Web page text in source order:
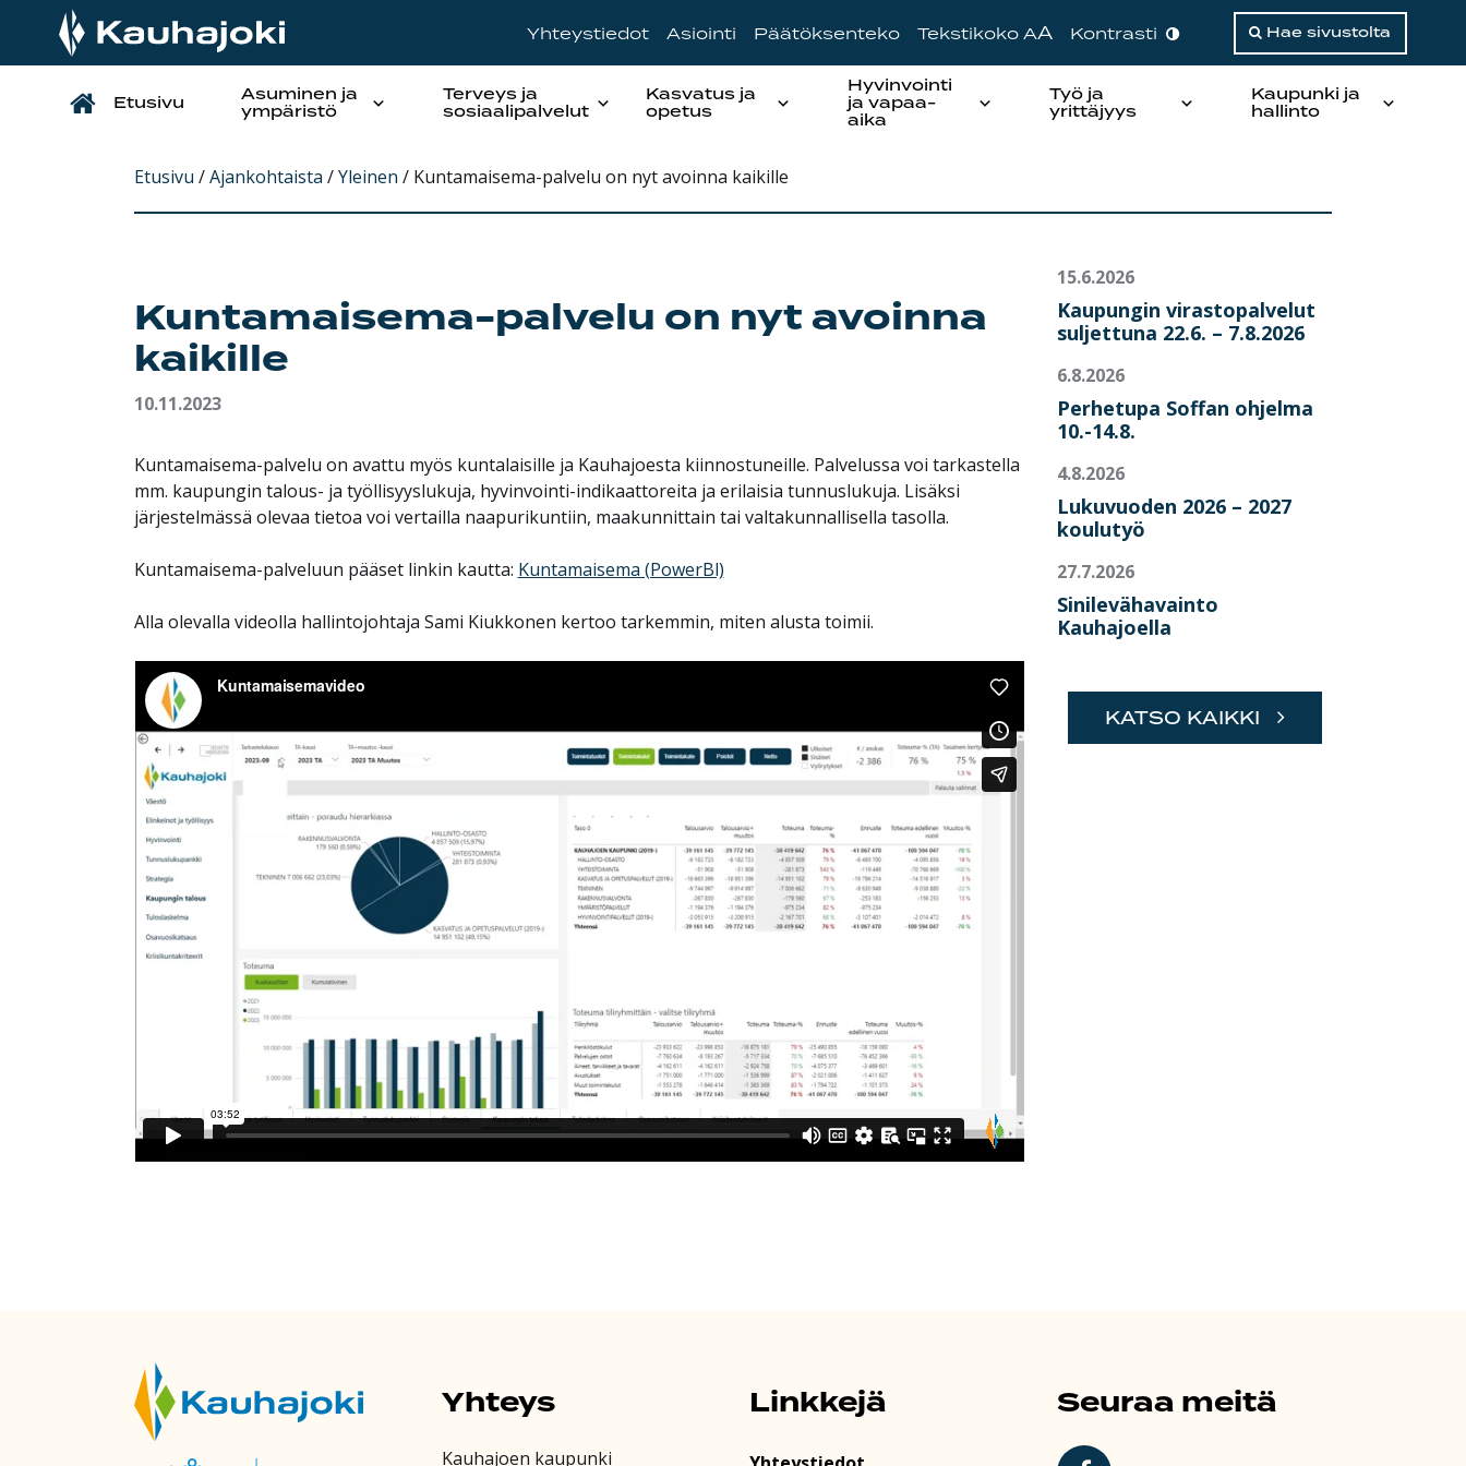
Yhteystiedot Asiointi Päätöksenteko Tekstikoko AA Kontrasti Hae sivustolta
Päävalikko
Etusivu Asuminen ja
ympäristö
Terveys ja
sosiaalipalvelut
Kasvatus ja
opetus
Hyvinvointi
ja vapaa-
aika
Työ ja
yrittäjyys
Kaupunki ja
hallinto
Etusivu /Ajankohtaista /Yleinen / Kuntamaisema-palvelu on nyt avoinna kaikille
Kuntamaisema-palvelu on nyt avoinna
kaikille
10.11.2023
Kuntamaisema-palvelu on avattu myös kuntalaisille ja Kauhajoesta kiinnostuneille. Palvelussa voi tarkastella
mm. kaupungin talous- ja työllisyyslukuja, hyvinvointi-indikaattoreita ja erilaisia tunnuslukuja. Lisäksi
järjestelmässä olevaa tietoa voi vertailla naapurikuntiin, maakunnittain tai valtakunnallisella tasolla.
Kuntamaisema-palveluun pääset linkin kautta: Kuntamaisema (PowerBl)
Alla olevalla videolla hallintojohtaja Sami Kiukkonen kertoo tarkemmin, miten alusta toimii.
15.6.2026
Kaupungin virastopalvelut
suljettuna 22.6. – 7.8.2026
6.8.2026
Perhetupa Soffan ohjelma
10.-14.8.
4.8.2026
Lukuvuoden 2026 – 2027
koulutyö
27.7.2026
Sinilevähavainto
Kauhajoella
KATSO KAIKKI
Yhteys
Kauhajoen kaupunki
Linkkejä Seuraa meitä